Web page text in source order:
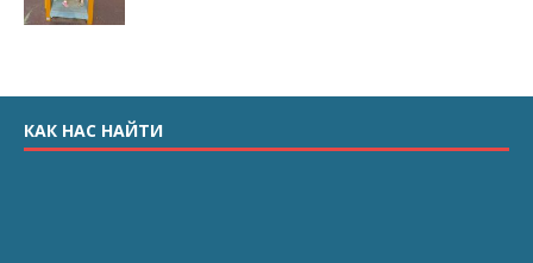
КАК НАС НАЙТИ